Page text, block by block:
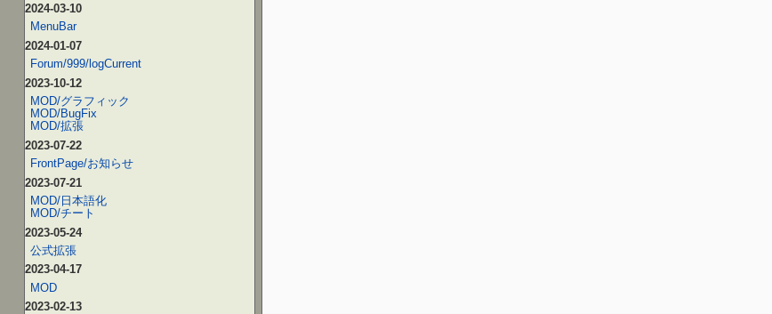
2024-03-10
MenuBar
2024-01-07
Forum/999/logCurrent
2023-10-12
MOD/グラフィック
MOD/BugFix
MOD/拡張
2023-07-22
FrontPage/お知らせ
2023-07-21
MOD/日本語化
MOD/チート
2023-05-24
公式拡張
2023-04-17
MOD
2023-02-13